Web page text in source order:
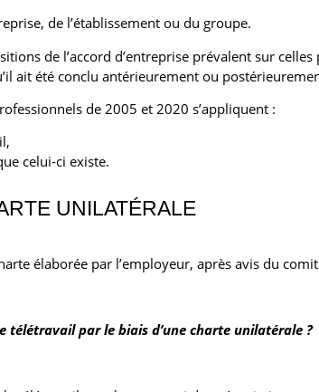
de l’établissement ou du groupe.
de l’accord d’entreprise prévalent sur
ait été conclu antérieurement ou
de 2005 et 2020 s’appliquent :
celui-ci existe.
UNILATÉRALE
élaborée par l’employeur, après avis du
par le biais d’une charte unilatérale ?